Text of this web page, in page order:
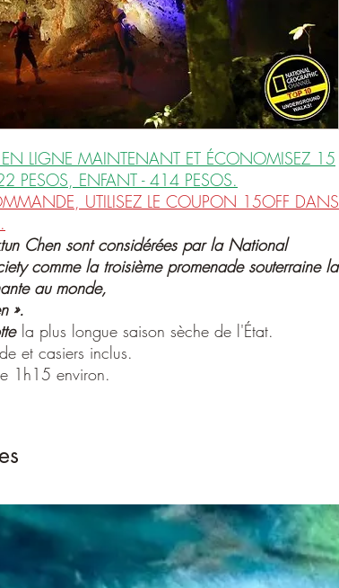
LIGNE MAINTENANT ET ÉCONOMISEZ 15
PESOS, ENFANT - 414 PESOS.
UTILISEZ LE COUPON 15OFF DANS
Chen sont considérées par la National
comme la troisième promenade souterraine la
au monde,
».
la plus longue saison sèche de l'État.
et casiers inclus.
1h15 environ.